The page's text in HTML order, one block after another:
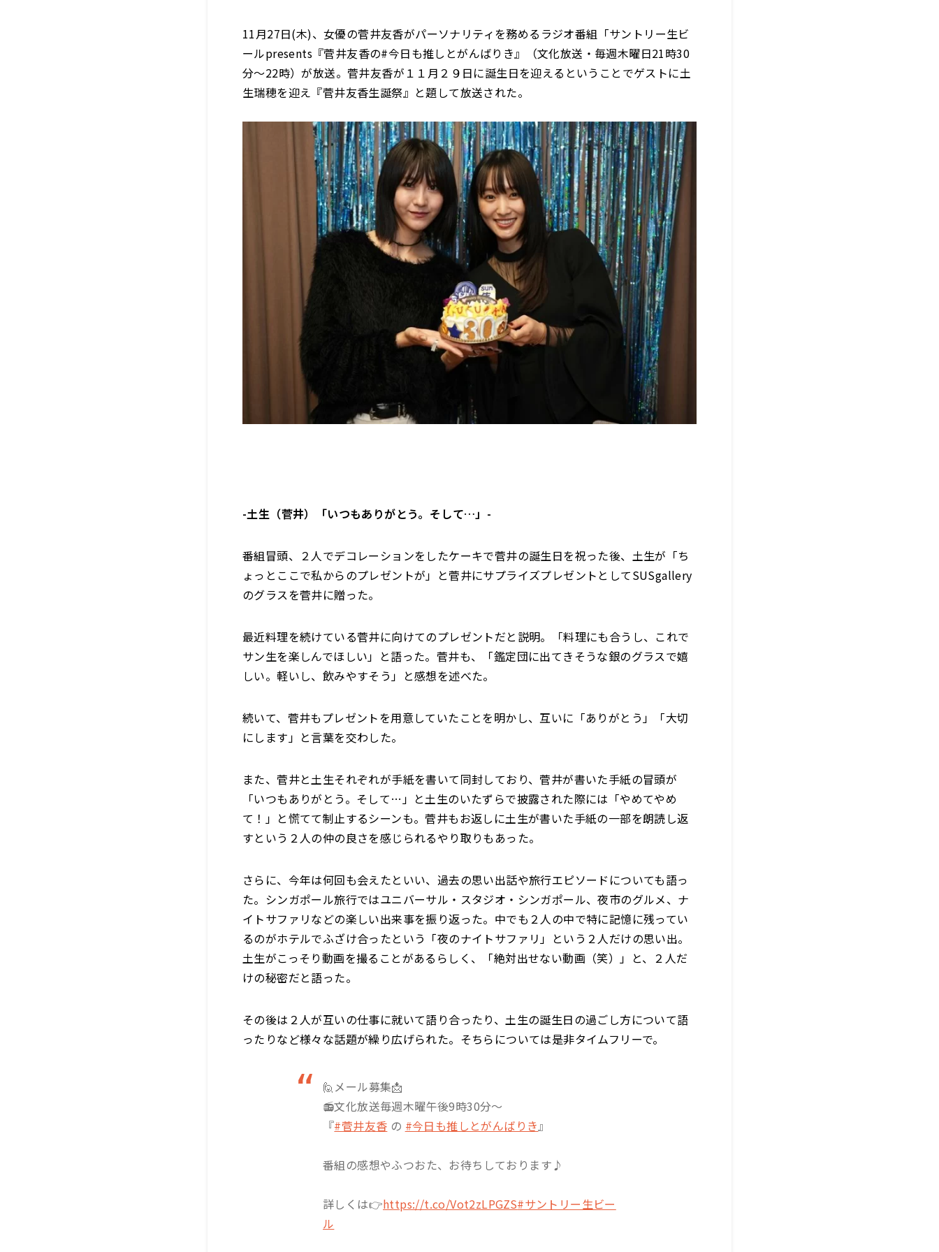
11月27日(木)、女優の菅井友香がパーソナリティを務めるラジオ番組「サントリー生ビ
ールpresents『菅井友香の#今日も推しとがんばりき』（文化放送・毎週木曜日21時30
分～22時）が放送。菅井友香が１１月２９日に誕生日を迎えるということでゲストに土
生瑞穂を迎え『菅井友香生誕祭』と題して放送された。
-土生（菅井）「いつもありがとう。そして…」-
番組冒頭、２人でデコレーションをしたケーキで菅井の誕生日を祝った後、土生が「ち
ょっとここで私からのプレゼントが」と菅井にサプライズプレゼントとしてSUSgallery
のグラスを菅井に贈った。
最近料理を続けている菅井に向けてのプレゼントだと説明。「料理にも合うし、これで
サン生を楽しんでほしい」と語った。菅井も、「鑑定団に出てきそうな銀のグラスで嬉
しい。軽いし、飲みやすそう」と感想を述べた。
続いて、菅井もプレゼントを用意していたことを明かし、互いに「ありがとう」「大切
にします」と言葉を交わした。
また、菅井と土生それぞれが手紙を書いて同封しており、菅井が書いた手紙の冒頭が
「いつもありがとう。そして…」と土生のいたずらで披露された際には「やめてやめ
て！」と慌てて制止するシーンも。菅井もお返しに土生が書いた手紙の一部を朗読し返
すという２人の仲の良さを感じられるやり取りもあった。
さらに、今年は何回も会えたといい、過去の思い出話や旅行エピソードについても語っ
た。シンガポール旅行ではユニバーサル・スタジオ・シンガポール、夜市のグルメ、ナ
イトサファリなどの楽しい出来事を振り返った。中でも２人の中で特に記憶に残ってい
るのがホテルでふざけ合ったという「夜のナイトサファリ」という２人だけの思い出。
土生がこっそり動画を撮ることがあるらしく、「絶対出せない動画（笑）」と、２人だ
けの秘密だと語った。
その後は２人が互いの仕事に就いて語り合ったり、土生の誕生日の過ごし方について語
ったりなど様々な話題が繰り広げられた。そちらについては是非タイムフリーで。
🙋メール募集📩
📻文化放送毎週木曜午後9時30分〜
『#菅井友香 の #今日も推しとがんばりき』
番組の感想やふつおた、お待ちしております♪
詳しくは👉https://t.co/Vot2zLPGZS#サントリー生ビー
ル